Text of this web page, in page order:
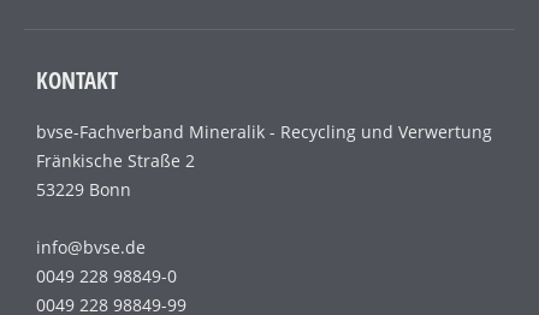
KONTAKT
bvse-Fachverband Mineralik - Recycling und Verwertung
Fränkische Straße 2
53229 Bonn
info@bvse.de
0049 228 98849-0
0049 228 98849-99